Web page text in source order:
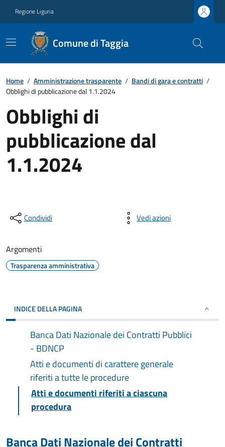
Regione Liguria
Comune di Taggia
Home / Amministrazione trasparente / Bandi di gara e contratti /
Obblighi di pubblicazione dal 1.1.2024
Obblighi di
pubblicazione dal
1.1.2024
Condividi Vedi azioni
Argomenti
Trasparenza amministrativa
INDICE DELLA PAGINA
Banca Dati Nazionale dei Contratti Pubblici
- BDNCP
Atti e documenti di carattere generale
riferiti a tutte le procedure
Atti e documenti riferiti a ciascuna
procedura
Banca Dati Nazionale dei Contratti